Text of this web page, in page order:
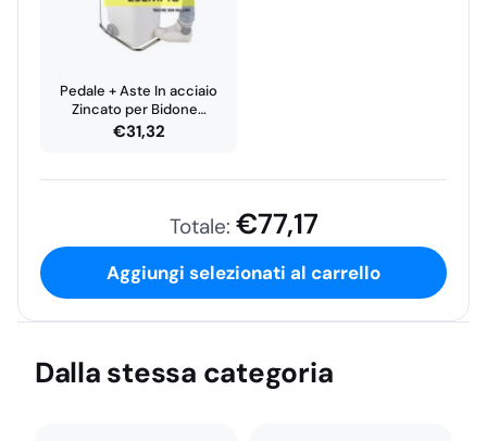
Pedale + Aste In acciaio
Zincato per Bidone…
€31,32
Totale: €77,17
Aggiungi selezionati al carrello
Dalla stessa categoria